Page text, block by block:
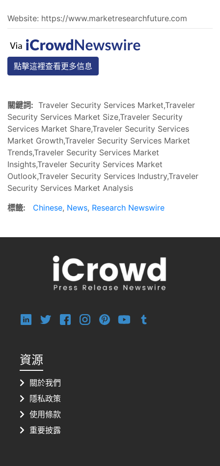
Website: https://www.marketresearchfuture.com
點擊這裡查看更多信息
關鍵詞: Traveler Security Services Market,Traveler
Security Services Market Size,Traveler Security
Services Market Share,Traveler Security Services
Market Growth,Traveler Security Services Market
Trends,Traveler Security Services Market
Insights,Traveler Security Services Market
Outlook,Traveler Security Services Industry,Traveler
Security Services Market Analysis
標籤:
Chinese, News, Research Newswire
資源
關於我們
隱私政策
使用條款
重要披露